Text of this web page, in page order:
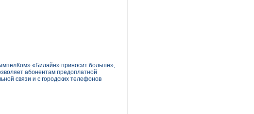
«Билайн» приносит больше»,
абонентам предоплатной
связи и с городских телефонов